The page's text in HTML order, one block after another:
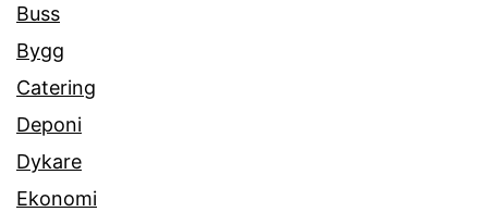
Buss
Bygg
Catering
Deponi
Dykare
Ekonomi